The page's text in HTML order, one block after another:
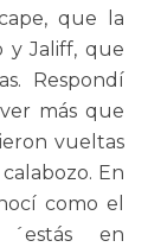
que la
y Jaliff, que
Respondí
más que
vueltas
En
como el
en